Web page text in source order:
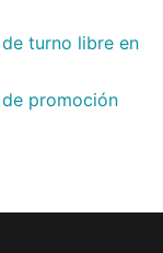
turno libre en
promoción